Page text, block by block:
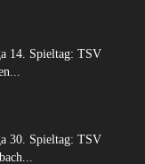
14. Spieltag: TSV
30. Spieltag: TSV